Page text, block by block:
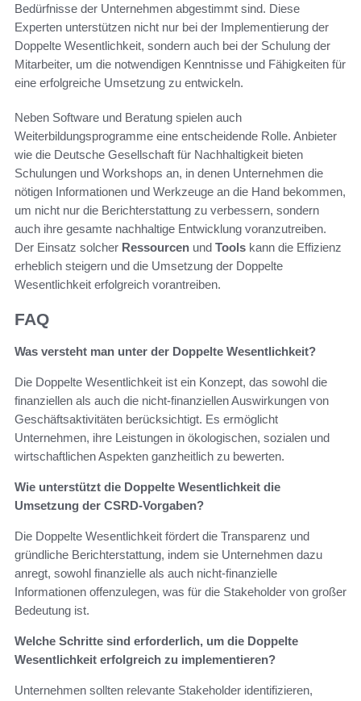
Bedürfnisse der Unternehmen abgestimmt sind. Diese
Experten unterstützen nicht nur bei der Implementierung der
Doppelte Wesentlichkeit, sondern auch bei der Schulung der
Mitarbeiter, um die notwendigen Kenntnisse und Fähigkeiten für
eine erfolgreiche Umsetzung zu entwickeln.
Neben Software und Beratung spielen auch
Weiterbildungsprogramme eine entscheidende Rolle. Anbieter
wie die Deutsche Gesellschaft für Nachhaltigkeit bieten
Schulungen und Workshops an, in denen Unternehmen die
nötigen Informationen und Werkzeuge an die Hand bekommen,
um nicht nur die Berichterstattung zu verbessern, sondern
auch ihre gesamte nachhaltige Entwicklung voranzutreiben.
Der Einsatz solcher Ressourcen und Tools kann die Effizienz
erheblich steigern und die Umsetzung der Doppelte
Wesentlichkeit erfolgreich vorantreiben.
FAQ
Was versteht man unter der Doppelte Wesentlichkeit?
Die Doppelte Wesentlichkeit ist ein Konzept, das sowohl die
finanziellen als auch die nicht-finanziellen Auswirkungen von
Geschäftsaktivitäten berücksichtigt. Es ermöglicht
Unternehmen, ihre Leistungen in ökologischen, sozialen und
wirtschaftlichen Aspekten ganzheitlich zu bewerten.
Wie unterstützt die Doppelte Wesentlichkeit die
Umsetzung der CSRD-Vorgaben?
Die Doppelte Wesentlichkeit fördert die Transparenz und
gründliche Berichterstattung, indem sie Unternehmen dazu
anregt, sowohl finanzielle als auch nicht-finanzielle
Informationen offenzulegen, was für die Stakeholder von großer
Bedeutung ist.
Welche Schritte sind erforderlich, um die Doppelte
Wesentlichkeit erfolgreich zu implementieren?
Unternehmen sollten relevante Stakeholder identifizieren,